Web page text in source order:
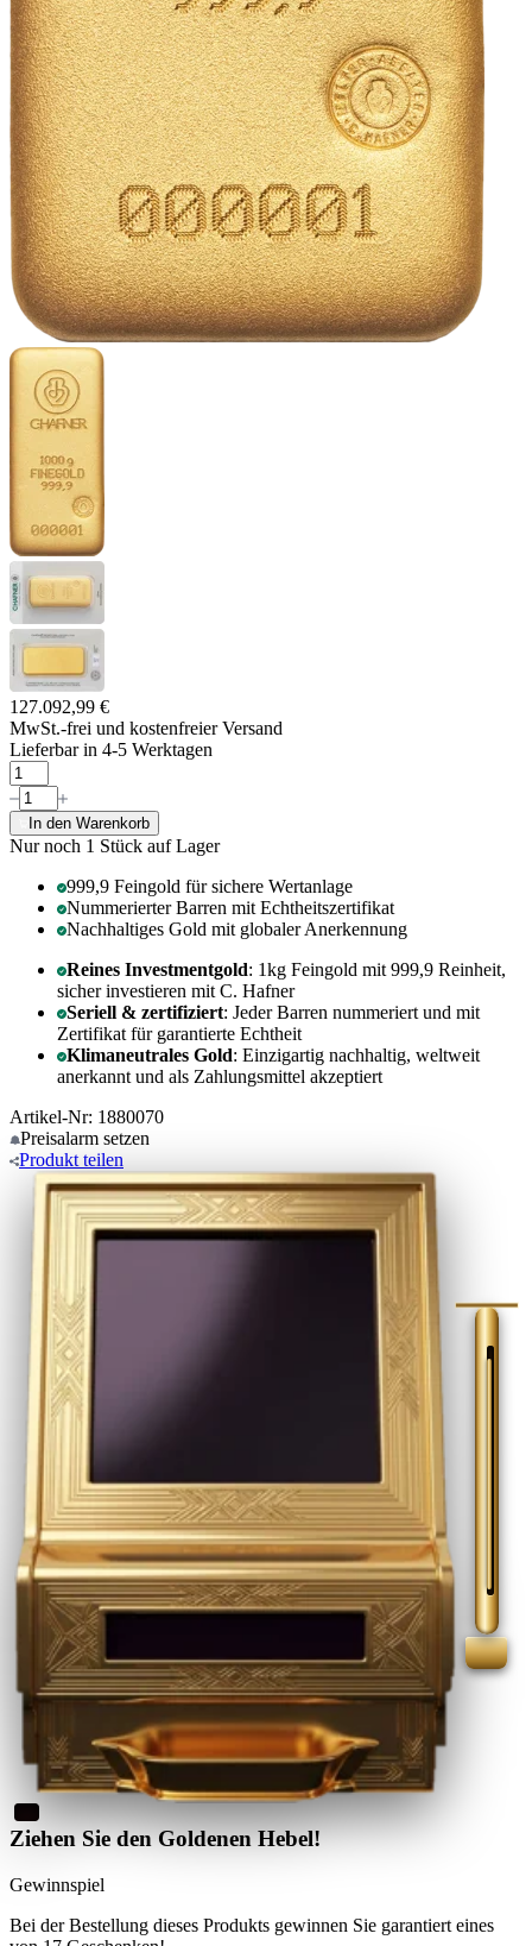
127.092,99 €
MwSt.-frei und kostenfreier Versand
Lieferbar in 4-5 Werktagen
In den Warenkorb
Nur noch 1 Stück auf Lager
999,9 Feingold für sichere Wertanlage
Nummerierter Barren mit Echtheitszertifikat
Nachhaltiges Gold mit globaler Anerkennung
Reines Investmentgold: 1kg Feingold mit 999,9 Reinheit,
sicher investieren mit C. Hafner
Seriell & zertifiziert: Jeder Barren nummeriert und mit
Zertifikat für garantierte Echtheit
Klimaneutrales Gold: Einzigartig nachhaltig, weltweit
anerkannt und als Zahlungsmittel akzeptiert
Artikel-Nr: 1880070
Preisalarm setzen
Produkt teilen
Ziehen Sie den Goldenen Hebel!
Gewinnspiel
Bei der Bestellung dieses Produkts gewinnen Sie garantiert eines